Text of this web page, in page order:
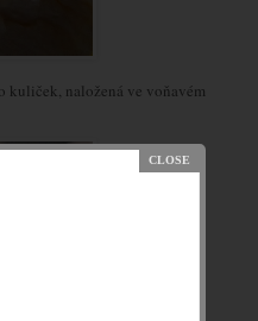
kuliček, naložená ve voňavém